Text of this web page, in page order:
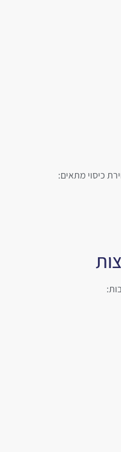
כיסוי מתאים: